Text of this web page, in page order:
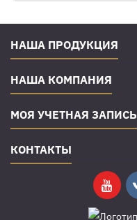
НАША ПРОДУКЦИЯ
НАША КОМПАНИЯ
МОЯ УЧЕТНАЯ ЗАПИСЬ
КОНТАКТЫ